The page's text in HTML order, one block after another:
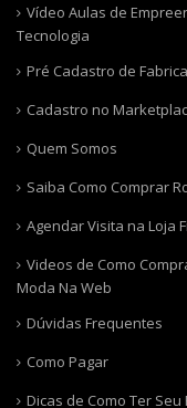
Vídeo Aulas de
Tecnologia
Pré Cadastro de
Cadastro no
Quem Somos
Saiba Como Comprar
Agendar Visita na Loja
Videos de Como
Moda Na Web
Dúvidas Frequentes
Como Pagar
Dicas de Como Ter